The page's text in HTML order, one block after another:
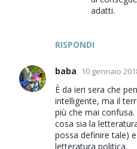
RISPONDI
adatti.
baba 10 gennaio
È da ieri sera che
intelligente, ma il
più che mai
cosa sia la
possa definire tale)
letteratura politica.